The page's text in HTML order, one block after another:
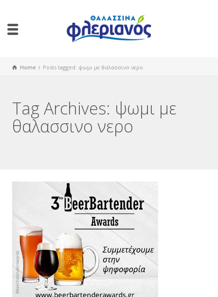
Home Posts tagged: ψωμι με θαλασσινο νερο
Tag Archives: ψωμι με
θαλασσινο νερο